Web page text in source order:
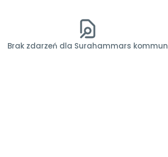
Brak zdarzeń dla Surahammars kommun